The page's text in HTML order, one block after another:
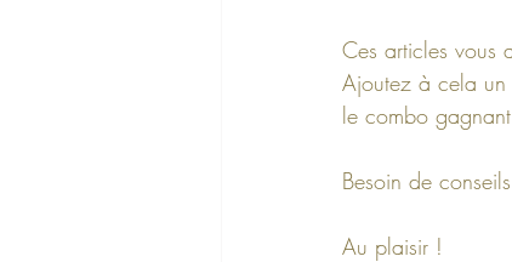
Ces articles vous
Ajoutez à cela un
le combo
Besoin de
Au plaisir !